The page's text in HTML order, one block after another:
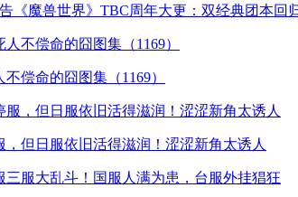
《魔兽世界》TBC周年大更：双经典团本回
偿命的囧图集（1169）
但日服依旧活得滋润！涩涩新角太诱人